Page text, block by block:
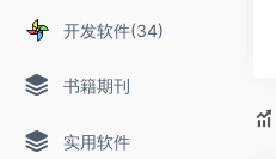
开发软件(34)
书籍期刊
实用软件